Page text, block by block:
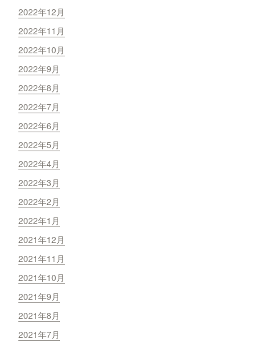
2022年12月
2022年11月
2022年10月
2022年9月
2022年8月
2022年7月
2022年6月
2022年5月
2022年4月
2022年3月
2022年2月
2022年1月
2021年12月
2021年11月
2021年10月
2021年9月
2021年8月
2021年7月